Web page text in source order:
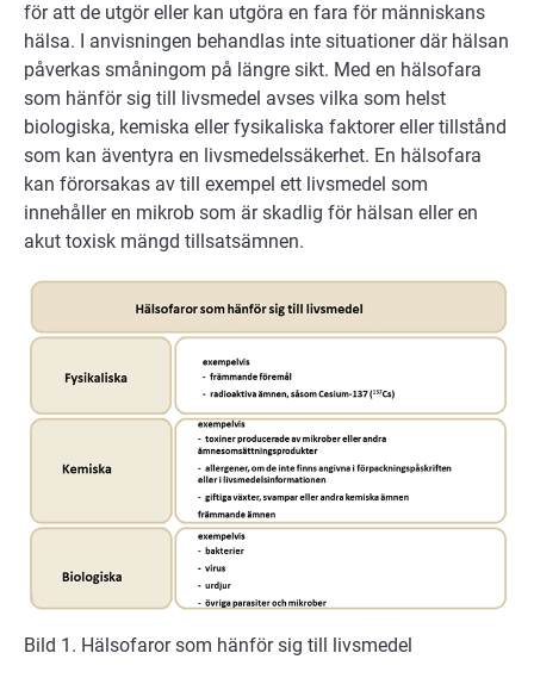
för att de utgör eller kan utgöra en fara för människans
hälsa. I anvisningen behandlas inte situationer där hälsan
påverkas småningom på längre sikt. Med en hälsofara
som hänför sig till livsmedel avses vilka som helst
biologiska, kemiska eller fysikaliska faktorer eller tillstånd
som kan äventyra en livsmedelssäkerhet. En hälsofara
kan förorsakas av till exempel ett livsmedel som
innehåller en mikrob som är skadlig för hälsan eller en
akut toxisk mängd tillsatsämnen.
Bild 1. Hälsofaror som hänför sig till livsmedel